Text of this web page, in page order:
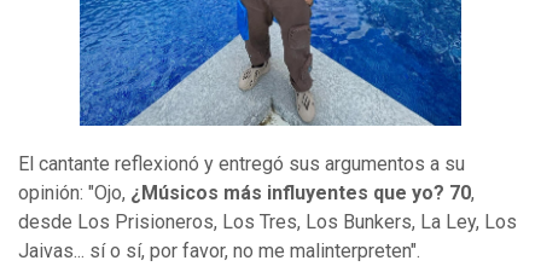
El cantante reflexionó y entregó sus argumentos a su
opinión: "Ojo, ¿Músicos más influyentes que yo? 70,
desde Los Prisioneros, Los Tres, Los Bunkers, La Ley, Los
Jaivas... sí o sí, por favor, no me malinterpreten".